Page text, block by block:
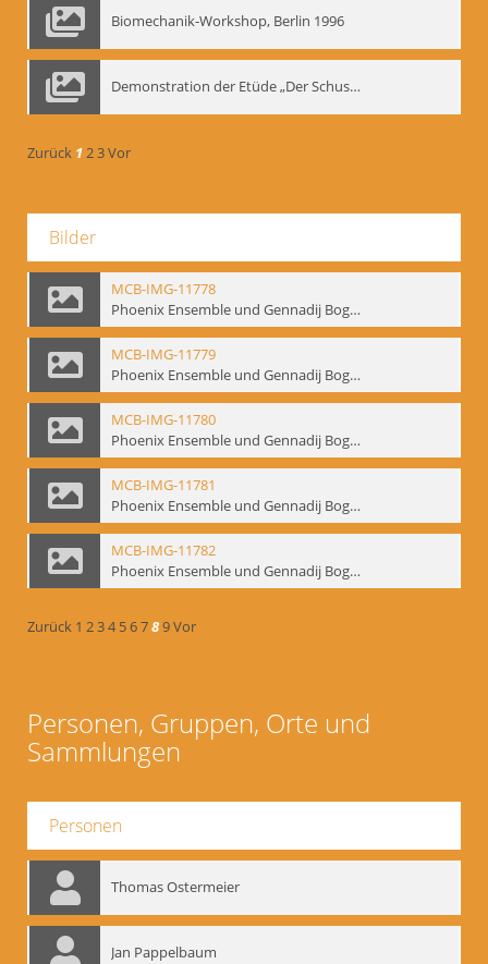
Biomechanik-Workshop, Berlin 1996
Demonstration der Etüde „Der Schuss mit dem Bogen“ durch Gennadij Nikolajewitsch Bogdanow, Berlin 1991
Zurück 123Vor
Bilder
MCB-IMG-11778
Phoenix Ensemble und Gennadij Bogdanow; BM-img-105-4
MCB-IMG-11779
Phoenix Ensemble und Gennadij Bogdanow; BM-img-105-5
MCB-IMG-11780
Phoenix Ensemble und Gennadij Bogdanow; BM-img-105-6
MCB-IMG-11781
Phoenix Ensemble und Gennadij Bogdanow; BM-img-105-7
MCB-IMG-11782
Phoenix Ensemble und Gennadij Bogdanow; BM-img-105-8
Zurück 1 234 56789Vor
Personen, Gruppen, Orte und
Sammlungen
Personen
Thomas Ostermeier
Jan Pappelbaum